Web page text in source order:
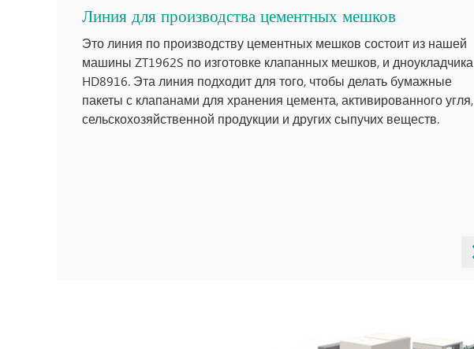
Линия для производства цементных мешков
Это линия по производству цементных мешков состоит из нашей
машины ZT1962S по изготовке клапанных мешков, и дноукладчика
HD8916. Эта линия подходит для того, чтобы делать бумажные
пакеты с клапанами для хранения цемента, активированного угля,
сельскохозяйственной продукции и других сыпучих веществ.